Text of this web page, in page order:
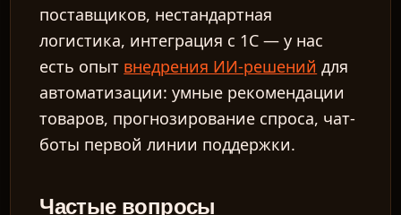
поставщиков, нестандартная
логистика, интеграция с 1С — у нас
есть опыт внедрения ИИ-решений для
автоматизации: умные рекомендации
товаров, прогнозирование спроса, чат-
боты первой линии поддержки.
Частые вопросы